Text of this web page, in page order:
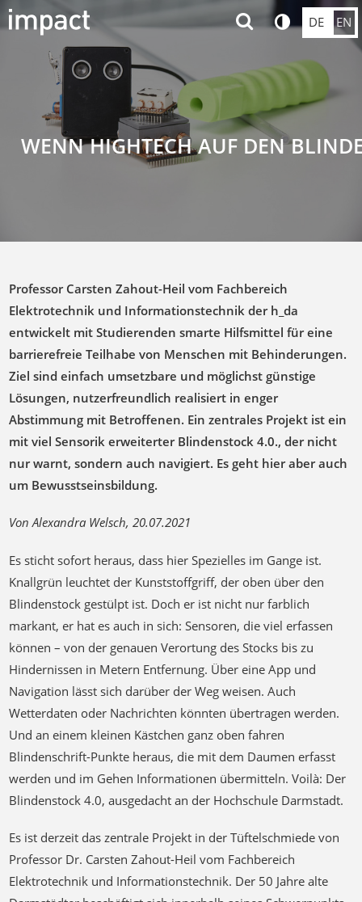
DE EN
WENN HIGHTECH AUF DEN
Professor Carsten Zahout-Heil vom Fachbereich
Elektrotechnik und Informationstechnik der h_da
entwickelt mit Studierenden smarte Hilfsmittel für eine
barrierefreie Teilhabe von Menschen mit Behinderungen.
Ziel sind einfach umsetzbare und möglichst günstige
Lösungen, nutzerfreundlich realisiert in enger
Abstimmung mit Betroffenen. Ein zentrales Projekt ist ein
mit viel Sensorik erweiterter Blindenstock 4.0., der nicht
nur warnt, sondern auch navigiert. Es geht hier aber auch
um Bewusstseinsbildung.
Von Alexandra Welsch, 20.07.2021
Es sticht sofort heraus, dass hier Spezielles im Gange ist.
Knallgrün leuchtet der Kunststoffgriff, der oben über den
Blindenstock gestülpt ist. Doch er ist nicht nur farblich
markant, er hat es auch in sich: Sensoren, die viel erfassen
können – von der genauen Verortung des Stocks bis zu
Hindernissen in Metern Entfernung. Über eine App und
Navigation lässt sich darüber der Weg weisen. Auch
Wetterdaten oder Nachrichten könnten übertragen werden.
Und an einem kleinen Kästchen ganz oben fahren
Blindenschrift-Punkte heraus, die mit dem Daumen erfasst
werden und im Gehen Informationen übermitteln. Voilà: Der
Blindenstock 4.0, ausgedacht an der Hochschule Darmstadt.
Es ist derzeit das zentrale Projekt in der Tüftelschmiede von
Professor Dr. Carsten Zahout-Heil vom Fachbereich
Elektrotechnik und Informationstechnik. Der 50 Jahre alte